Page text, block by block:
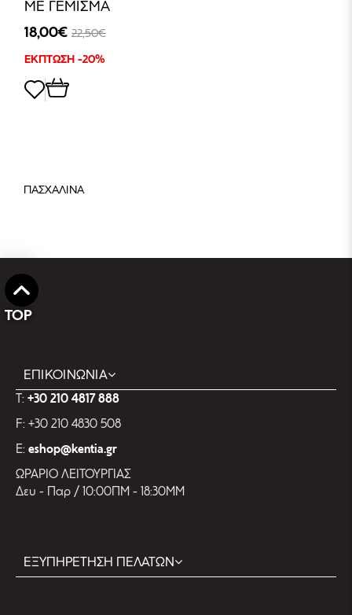
ΜΕ ΓΕΜΙΣΜΑ
18,00€ 22,50€
ΕΚΠΤΩΣΗ -20%
ΠΑΣΧΑΛΙΝΑ
TOP
ΕΠΙΚΟΙΝΩΝΙΑ
T: +30 210 4817 888
F: +30 210 4830 508
E: eshop@kentia.gr
ΩΡΑΡΙΟ ΛΕΙΤΟΥΡΓΙΑΣ
Δευ - Παρ / 10:00ΠΜ - 18:30ΜΜ
ΕΞΥΠΗΡΕΤΗΣΗ ΠΕΛΑΤΩΝ